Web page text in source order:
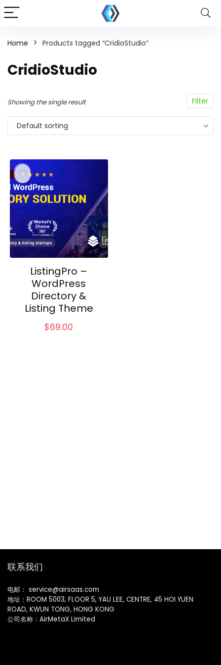
Home Products tagged “CridioStudio”
CridioStudio
Filter
Showing the single result
Default sorting
ListingPro –
WordPress
Directory &
Listing Theme
$69.00
联系我们
电邮： service@airsaas.com
地址：ROOM 5003, FLOOR 5, YAU LEE, CENTRE, 45 HOI YUEN
ROAD, KWUN TONG, HONG KONG
公司名称：AirMetaX Limited